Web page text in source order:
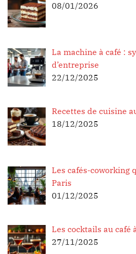
08/01/2026
La machine à café :
d’entreprise
22/12/2025
Recettes de cuisine
18/12/2025
Les cafés-coworking
Paris
01/12/2025
Les cocktails au café
27/11/2025